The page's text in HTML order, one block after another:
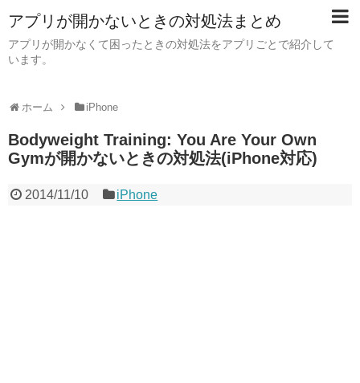
アプリが開かないときの対処法まとめ
アプリが開かなくて困ったときの対処法をアプリごとで紹介して
います。
ホーム iPhone
Bodyweight Training: You Are Your Own
Gymが開かないときの対処法(iPhone対応)
2014/11/10 iPhone